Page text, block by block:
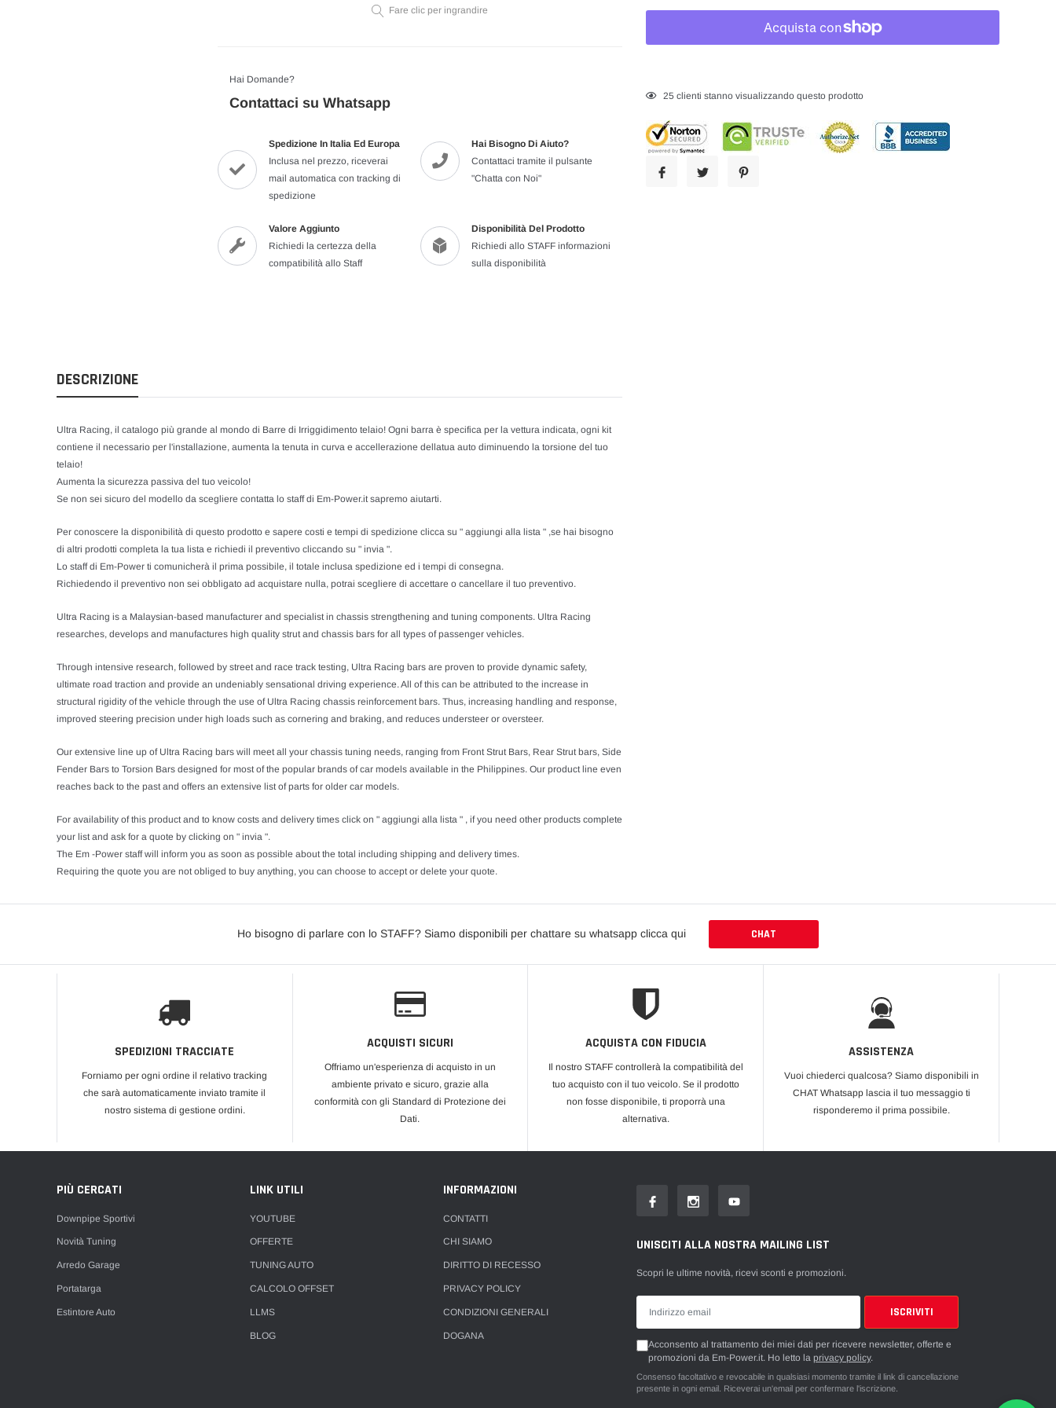
Fare clic per ingrandire
Hai Domande?
Contattaci su Whatsapp
Spedizione In Italia Ed Europa
Inclusa nel prezzo, riceverai
mail automatica con tracking di
spedizione
Hai Bisogno Di Aiuto?
Contattaci tramite il pulsante
"Chatta con Noi"
Valore Aggiunto
Richiedi la certezza della
compatibilità allo Staff
Disponibilità Del Prodotto
Richiedi allo STAFF informazioni
sulla disponibilità
Inserimento
prodotto
nel
25 clienti stanno visualizzando questo prodotto
DESCRIZIONE
Ultra Racing, il catalogo più grande al mondo di Barre di Irriggidimento telaio! Ogni barra è specifica per la vettura indicata, ogni kit
contiene il necessario per l'installazione, aumenta la tenuta in curva e accellerazione dellatua auto diminuendo la torsione del tuo
telaio!
Aumenta la sicurezza passiva del tuo veicolo!
Se non sei sicuro del modello da scegliere contatta lo staff di Em-Power.it sapremo aiutarti.
Per conoscere la disponibilità di questo prodotto e sapere costi e tempi di spedizione clicca su " aggiungi alla lista " ,se hai bisogno
di altri prodotti completa la tua lista e richiedi il preventivo cliccando su " invia ".
Lo staff di Em-Power ti comunicherà il prima possibile, il totale inclusa spedizione ed i tempi di consegna.
Richiedendo il preventivo non sei obbligato ad acquistare nulla, potrai scegliere di accettare o cancellare il tuo preventivo.
Ultra Racing is a Malaysian-based manufacturer and specialist in chassis strengthening and tuning components. Ultra Racing
researches, develops and manufactures high quality strut and chassis bars for all types of passenger vehicles.
Through intensive research, followed by street and race track testing, Ultra Racing bars are proven to provide dynamic safety,
ultimate road traction and provide an undeniably sensational driving experience. All of this can be attributed to the increase in
structural rigidity of the vehicle through the use of Ultra Racing chassis reinforcement bars. Thus, increasing handling and response,
improved steering precision under high loads such as cornering and braking, and reduces understeer or oversteer.
Our extensive line up of Ultra Racing bars will meet all your chassis tuning needs, ranging from Front Strut Bars, Rear Strut bars, Side
Fender Bars to Torsion Bars designed for most of the popular brands of car models available in the Philippines. Our product line even
reaches back to the past and offers an extensive list of parts for older car models.
For availability of this product and to know costs and delivery times click on " aggiungi alla lista " , if you need other products complete
your list and ask for a quote by clicking on " invia ".
The Em -Power staff will inform you as soon as possible about the total including shipping and delivery times.
Requiring the quote you are not obliged to buy anything, you can choose to accept or delete your quote.
Ho bisogno di parlare con lo STAFF? Siamo disponibili per chattare su whatsapp clicca qui CHAT
SPEDIZIONI TRACCIATE
Forniamo per ogni ordine il relativo tracking
che sarà automaticamente inviato tramite il
nostro sistema di gestione ordini.
ACQUISTI SICURI
Offriamo un'esperienza di acquisto in un
ambiente privato e sicuro, grazie alla
conformità con gli Standard di Protezione dei
Dati.
ACQUISTA CON FIDUCIA
Il nostro STAFF controllerà la compatibilità del
tuo acquisto con il tuo veicolo. Se il prodotto
non fosse disponibile, ti proporrà una
alternativa.
ASSISTENZA
Vuoi chiederci qualcosa? Siamo disponibili in
CHAT Whatsapp lascia il tuo messaggio ti
risponderemo il prima possibile.
PIÙ CERCATI
Downpipe Sportivi
Novità Tuning
Arredo Garage
Portatarga
Estintore Auto
LINK UTILI
YOUTUBE
OFFERTE
TUNING AUTO
CALCOLO OFFSET
LLMS
BLOG
INFORMAZIONI
CONTATTI
CHI SIAMO
DIRITTO DI RECESSO
PRIVACY POLICY
CONDIZIONI GENERALI
DOGANA
UNISCITI ALLA NOSTRA MAILING LIST
Scopri le ultime novità, ricevi sconti e promozioni.
Acconsento al trattamento dei miei dati per ricevere newsletter, offerte e
promozioni da Em-Power.it. Ho letto la privacy policy.
Consenso facoltativo e revocabile in qualsiasi momento tramite il link di cancellazione
presente in ogni email. Riceverai un'email per confermare l'iscrizione.